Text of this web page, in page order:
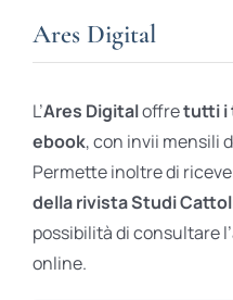
Ares Digital
L’Ares Digitaloffretutti i
ebook, con invii mensili
Permette inoltre di
della rivista Studi
possibilità di consultare
online.